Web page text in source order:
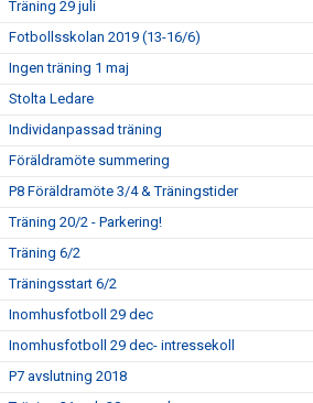
Träning 29 juli
Fotbollsskolan 2019 (13-16/6)
Ingen träning 1 maj
Stolta Ledare
Individanpassad träning
Föräldramöte summering
P8 Föräldramöte 3/4 & Träningstider
Träning 20/2 - Parkering!
Träning 6/2
Träningsstart 6/2
Inomhusfotboll 29 dec
Inomhusfotboll 29 dec- intressekoll
P7 avslutning 2018